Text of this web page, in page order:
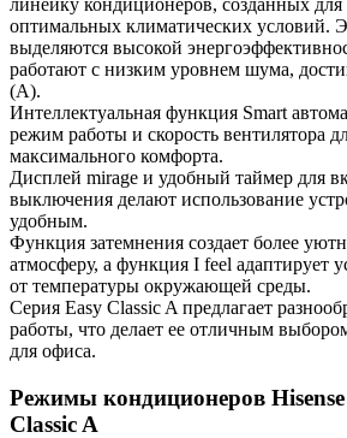
линейку кондиционеров, созданных для
оптимальных климатических условий.
выделяются высокой
работают с низким уровнем шума,
(А).
Интеллектуальная функция Smart
режим работы и скорость вентилятора
максимального комфорта.
Дисплей mirage и удобный таймер для
выключения делают использование
удобным.
Функция затемнения создает более
атмосферу, а функция I feel адаптирует
от температуры окружающей среды.
Серия Easy Classic A предлагает
работы, что делает ее отличным
для офиса.
Режимы кондиционеров
Classic A